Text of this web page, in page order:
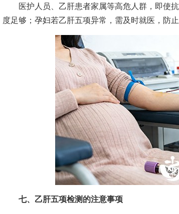
医护人员、乙肝患者家属等高危人群，即使抗
度足够；孕妇若乙肝五项异常，需及时就医，防止
七、乙肝五项检测的注意事项